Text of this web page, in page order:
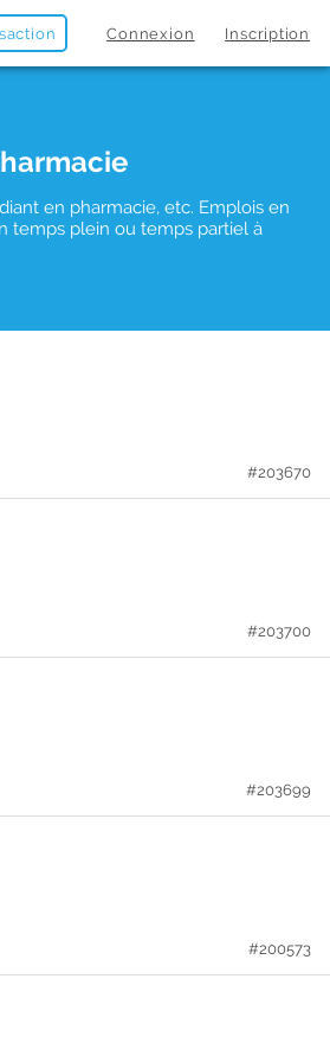
Connexion Inscription
en pharmacie, etc. Emplois en
temps plein ou temps partiel à
#203670
#203700
#203699
#200573